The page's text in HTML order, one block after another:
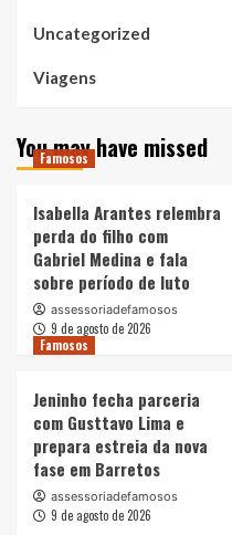
Uncategorized
Viagens
You may have missed
Famosos
Isabella Arantes relembra
perda do filho com
Gabriel Medina e fala
sobre período de luto
assessoriadefamosos
9 de agosto de 2026
Famosos
Jeninho fecha parceria
com Gusttavo Lima e
prepara estreia da nova
fase em Barretos
assessoriadefamosos
9 de agosto de 2026